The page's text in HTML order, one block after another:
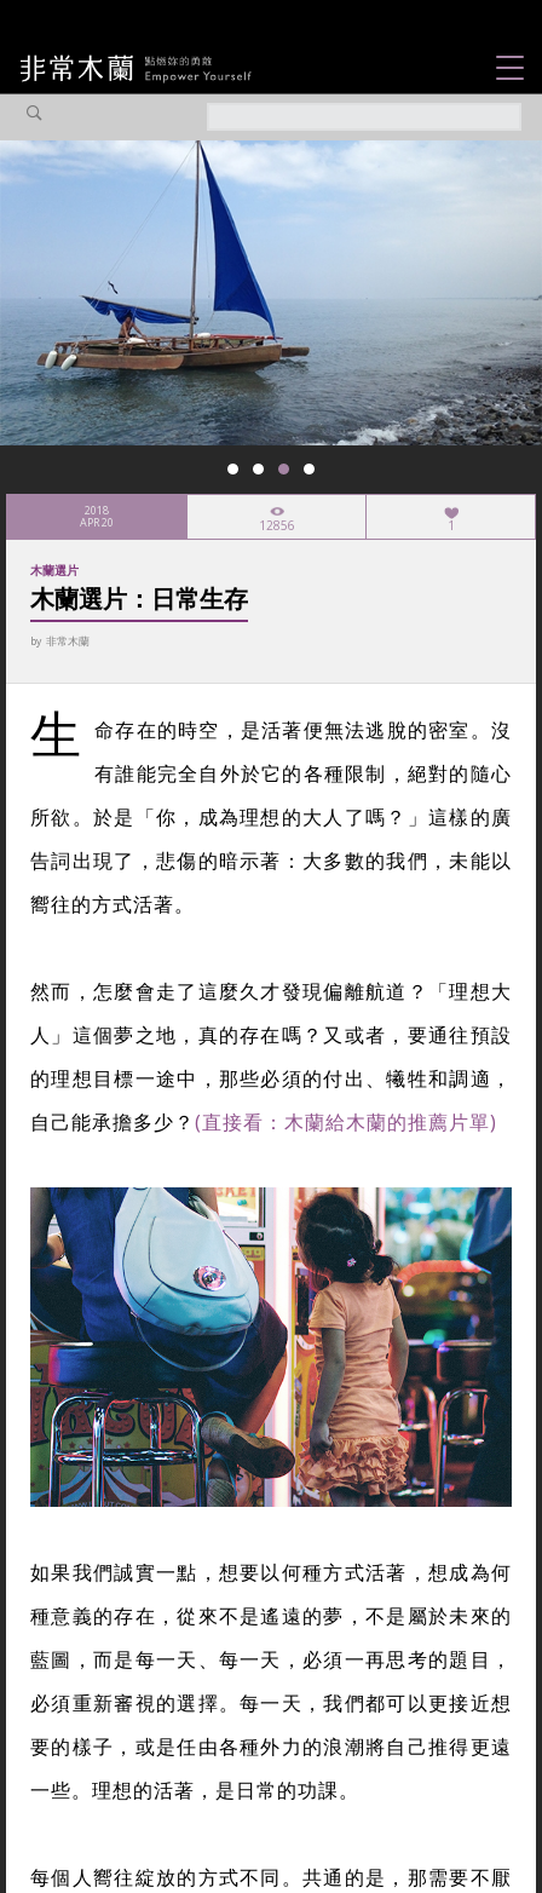
觀點專欄
社會企業
認識我們
2018
APR 20 12856 1
木蘭選片
木蘭選片：日常生存
by 非常木蘭
生 命存在的時空，是活著便無法逃脫的密室。沒
有誰能完全自外於它的各種限制，絕對的隨心
所欲。於是「你，成為理想的大人了嗎？」這樣的廣
告詞出現了，悲傷的暗示著：大多數的我們，未能以
嚮往的方式活著。
然而，怎麼會走了這麼久才發現偏離航道？「理想大
人」這個夢之地，真的存在嗎？又或者，要通往預設
的理想目標一途中，那些必須的付出、犧牲和調適，
自己能承擔多少？ (直接看：木蘭給木蘭的推薦片單)
如果我們誠實一點，想要以何種方式活著，想成為何
種意義的存在，從來不是遙遠的夢，不是屬於未來的
藍圖，而是每一天、每一天，必須一再思考的題目，
必須重新審視的選擇。每一天，我們都可以更接近想
要的樣子，或是任由各種外力的浪潮將自己推得更遠
一些。理想的活著，是日常的功課。
每個人嚮往綻放的方式不同。共通的是，那需要不厭